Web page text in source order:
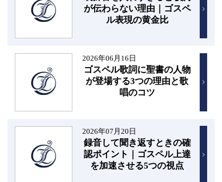
が伝わらない理由｜ゴスペ
ル表現の黄金比
2026年06月16日
ゴスペル歌詞に聖書の人物
が登場する3つの理由と歌
唱のコツ
2026年07月20日
録音して聞き返すときの確
認ポイント｜ゴスペル上達
を加速させる5つの視点